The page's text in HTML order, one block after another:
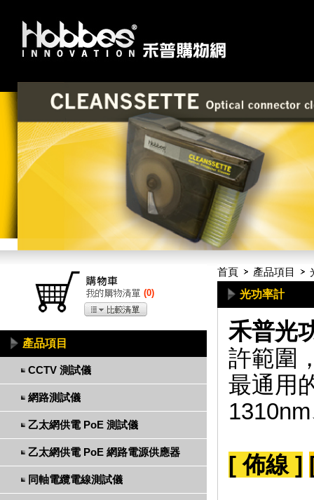
首頁 產品項目
光功率計
禾普光
許範圍
最通用
[ 佈線 ]
(0)
產品項目
CCTV 測試儀
網路測試儀
乙太網供電 PoE 測試儀
乙太網供電 PoE 網路電源供應器
同軸電纜電線測試儀